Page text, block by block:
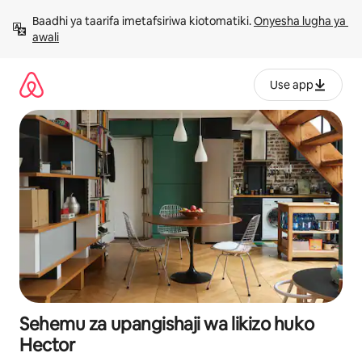
kwenda
kwenye
Baadhi ya taarifa imetafsiriwa kiotomatiki. Onyesha lugha ya
awali
Use app
Sehemu za upangishaji wa likizo huko
Hector